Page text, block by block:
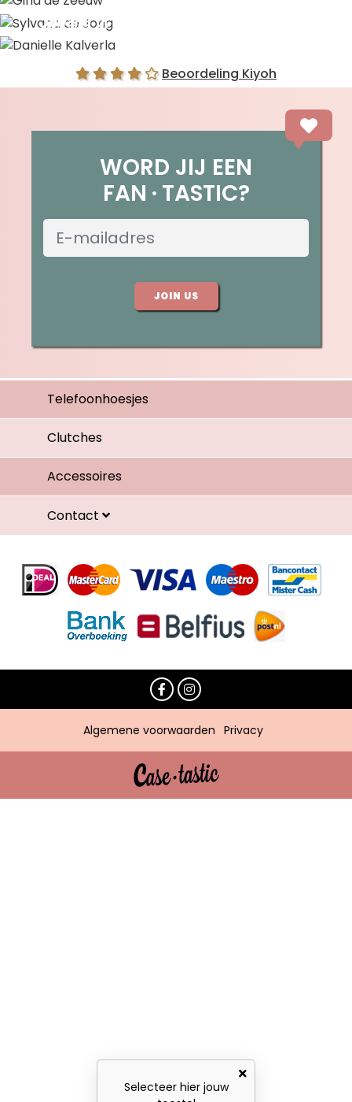
Sylvana de Jong
Beoordeling Kiyoh
WORD JIJ EEN
FAN TASTIC?
JOIN US
Telefoonhoesjes
Clutches
Accessoires
Contact
Algemene voorwaarden Privacy
Selecteer hier jouw